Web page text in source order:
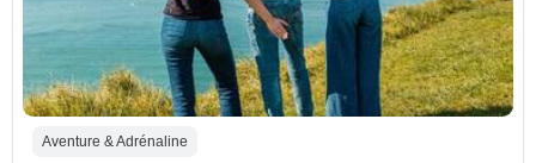
Aventure & Adrénaline